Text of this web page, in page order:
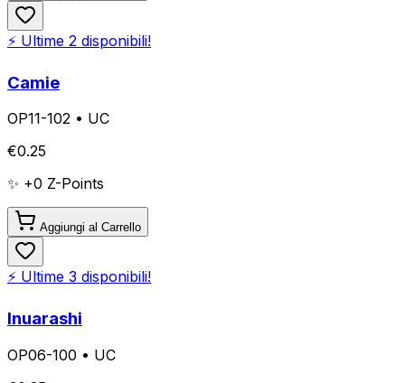
⚡ Ultime 2 disponibili!
Camie
OP11-102 • UC
€0.25
✨ +0 Z-Points
Aggiungi al Carrello
⚡ Ultime 3 disponibili!
Inuarashi
OP06-100 • UC